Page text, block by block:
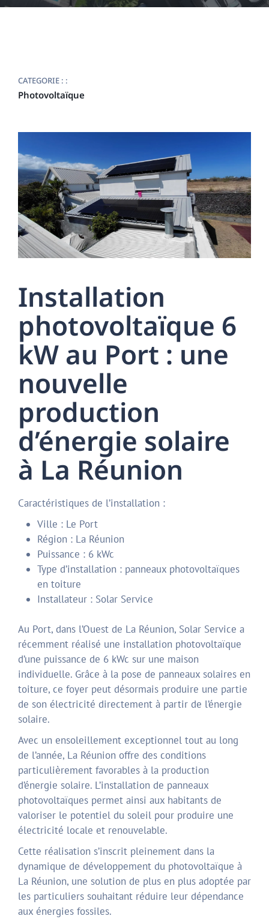
CATEGORIE : :
Photovoltaïque
Installation
photovoltaïque 6
kW au Port : une
nouvelle
production
d’énergie solaire
à La Réunion
Caractéristiques de l’installation :
Ville : Le Port
Région : La Réunion
Puissance : 6 kWc
Type d’installation : panneaux photovoltaïques
en toiture
Installateur : Solar Service
Au Port, dans l’Ouest de La Réunion, Solar Service a
récemment réalisé une installation photovoltaïque
d’une puissance de 6 kWc sur une maison
individuelle. Grâce à la pose de panneaux solaires en
toiture, ce foyer peut désormais produire une partie
de son électricité directement à partir de l’énergie
solaire.
Avec un ensoleillement exceptionnel tout au long
de l’année, La Réunion offre des conditions
particulièrement favorables à la production
d’énergie solaire. L’installation de panneaux
photovoltaïques permet ainsi aux habitants de
valoriser le potentiel du soleil pour produire une
électricité locale et renouvelable.
Cette réalisation s’inscrit pleinement dans la
dynamique de développement du photovoltaïque à
La Réunion, une solution de plus en plus adoptée par
les particuliers souhaitant réduire leur dépendance
aux énergies fossiles.